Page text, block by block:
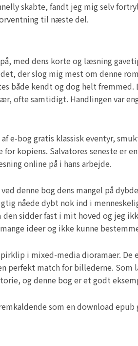
skabte, fandt jeg mig selv
til næste del.
med dens korte og læsning
der slog mig mest om denne
både kendt og dog helt
ofte samtidigt. Handlingen var
e-bog gratis klassisk eventyr,
kopiens. Salvatores seneste
online på i hans arbejde.
denne bog dens mangel på
nåede dybt nok ind i
sidder fast i mit hoved og jeg
ideer og ikke kunne
i mixed-media dioramaer.
perfekt match for billederne.
og denne bog er et godt
som en download